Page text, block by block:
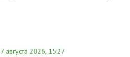
7 августа 2026, 15:27